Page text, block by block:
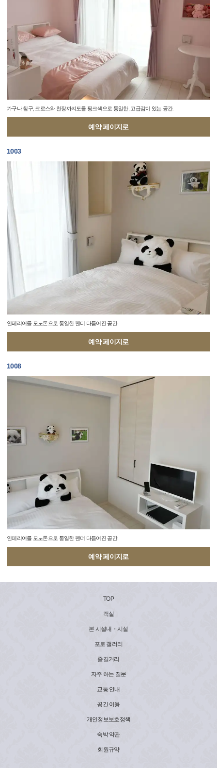
가구나 침구, 크로스와 천장까지도를 핑크색으로 통일한, 고급감이 있는 공간.
예약 페이지로
1003
인테리어를 모노톤으로 통일한 팬더 다듬어진 공간.
예약 페이지로
1008
인테리어를 모노톤으로 통일한 팬더 다듬어진 공간.
예약 페이지로
TOP
객실
본 시설내・시설
포토 갤러리
즐길거리
자주 하는 질문
교통 안내
공간 이용
개인정보보호정책
숙박 약관
회원규약